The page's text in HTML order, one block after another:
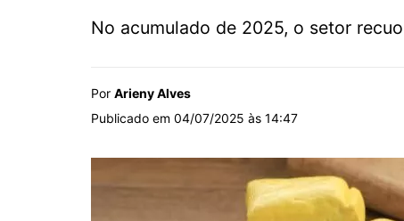
No acumulado de 2025, o setor
Por Arieny Alves
Publicado em 04/07/2025 às 14:47